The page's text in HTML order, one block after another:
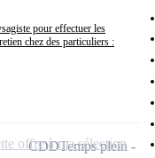
pour effectuer les
chez des particuliers :
CDDTemps plein
offre à ma sélection